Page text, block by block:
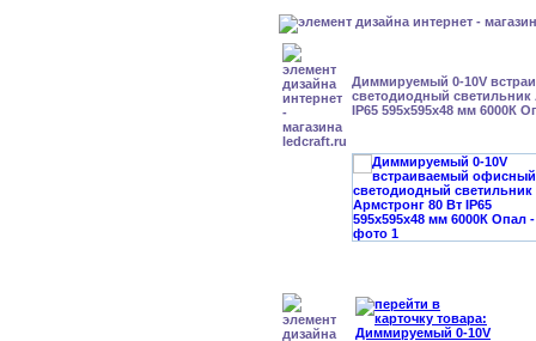
Диммируемый 0-10V
светодиодный светильник
IP65 595x595x48 мм 6000К